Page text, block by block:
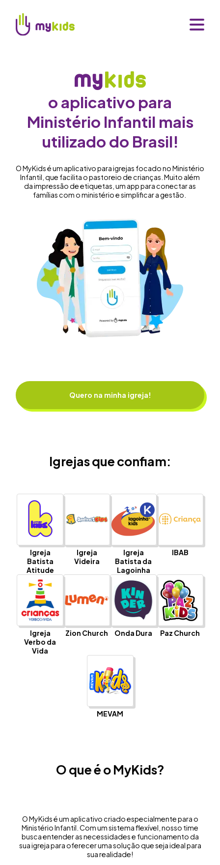
o aplicativo para
Ministério Infantil mais
utilizado do Brasil!
O MyKids é um aplicativo para igrejas focado no Ministério
Infantil, que facilita o pastoreio de crianças. Muito além
da impressão de etiquetas, um app para conectar as
famílias com o ministério e simplificar a gestão.
Quero na minha igreja!
Igrejas que confiam:
Igreja
Batista
Atitude
Igreja
Videira
Igreja
Batista da
Lagoinha
IBAB
Igreja
Verbo da
Vida
Zion Church Onda Dura Paz Church
MEVAM
O que é o MyKids?
O MyKids é um aplicativo criado especialmente para o
Ministério Infantil. Com um sistema flexível, nosso time
busca entender as necessidades e funcionamento da
sua igreja para oferecer uma solução que seja ideal para
sua realidade!